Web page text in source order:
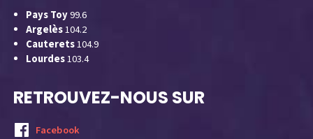
Pays Toy99.6
Argelès104.2
Cauterets104.9
Lourdes103.4
RETROUVEZ-NOUS SUR
Facebook